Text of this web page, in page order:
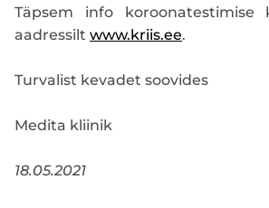
Täpsem info
aadressilt www.kriis.ee.
Turvalist kevadet soovides
Medita kliinik
18.05.2021